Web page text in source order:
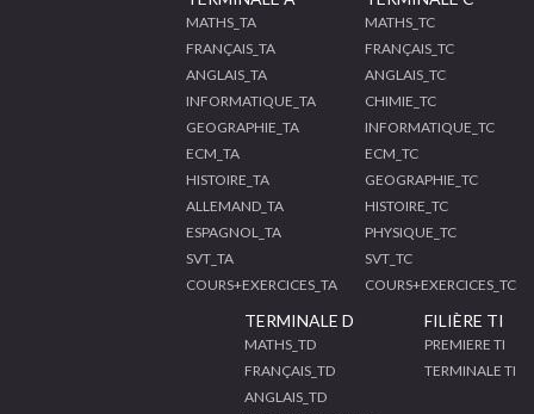
MATHS_TA
FRANÇAIS_TA
ANGLAIS_TA
INFORMATIQUE_TA
GEOGRAPHIE_TA
ECM_TA
HISTOIRE_TA
ALLEMAND_TA
ESPAGNOL_TA
SVT_TA
COURS+EXERCICES_TA
MATHS_TC
FRANÇAIS_TC
ANGLAIS_TC
CHIMIE_TC
INFORMATIQUE_TC
ECM_TC
GEOGRAPHIE_TC
HISTOIRE_TC
PHYSIQUE_TC
SVT_TC
COURS+EXERCICES_TC
TERMINALE D
MATHS_TD
FRANÇAIS_TD
ANGLAIS_TD
FILIÈRE TI
PREMIERE TI
TERMINALE TI